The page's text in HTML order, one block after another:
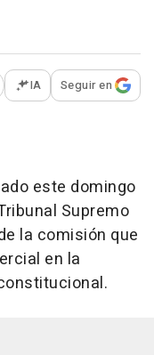
opciones para
IA Seguir en
este domingo
Supremo
la comisión que
en la